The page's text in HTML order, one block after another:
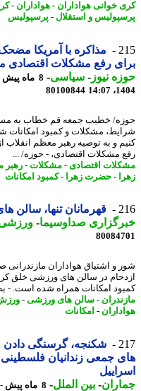
خوانی هواداران - هواداران - کری
و استقلال-پرسپولیس
مذاکره با آمریکا مضحک
رفع مشکلات اقتصادی مردم
نیوز-سیاسی-
80100844
خطیب جمعه قم خطاب به
مشکلات و کمبود امکانات شما
و به توصیه رهبر معظم انقلاب از
مشکلات اقتصادی، - حوزه/ ...
اقتصادی-مشکلات-رهبر
-حضرت زهرا -کمبود امکانات
قهرمانان تنها، سالن های
صداوسیما-ورزشی-8 ماه پیش - چهارشنبه 12 آذر 1404، 18:45
و اشتیاق هواداران مازندرانی
در سالن های ورزشی خلق کرده،
امکانات همراه شده است. - به ...
- سالن های ورزشی -ورزش
- امکانات
شکنجه، گرسنگی دادن و
جمعی زندانیان فلسطینی
- بین الملل-